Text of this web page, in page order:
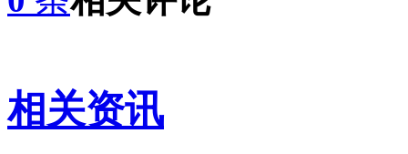
相关资讯